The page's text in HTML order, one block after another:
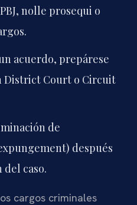
nolle prosequi o
acuerdo, prepárese
District Court o Circuit
de
después
del caso.
cargos criminales